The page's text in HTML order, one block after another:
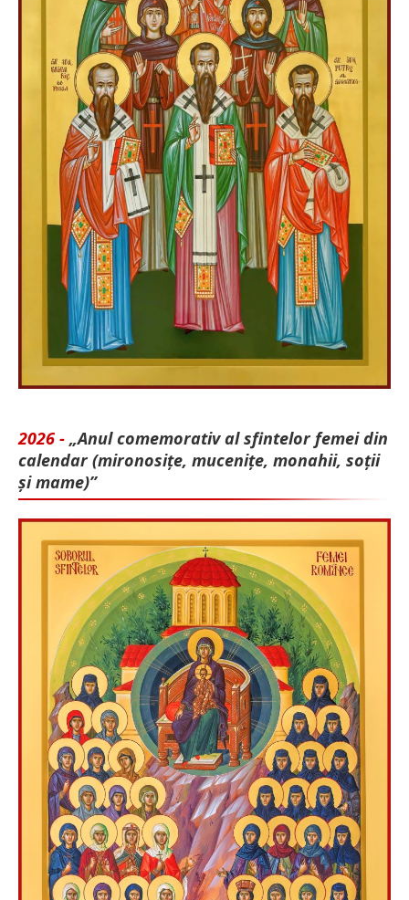
2026 - „Anul comemorativ al sfintelor femei din
calendar (mironosițe, mu­cenițe, monahii, soții
și mame)”